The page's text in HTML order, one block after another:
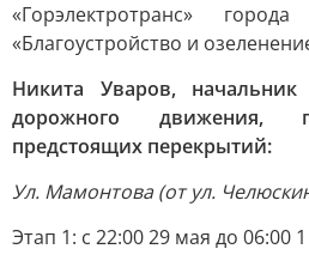
«Горэлектротранс»
«Благоустройство и
Никита Уваров, начальник
дорожного движения,
предстоящих перекрытий:
Ул. Мамонтова (от ул.
Этап 1: с 22:00 29 мая до 06:00